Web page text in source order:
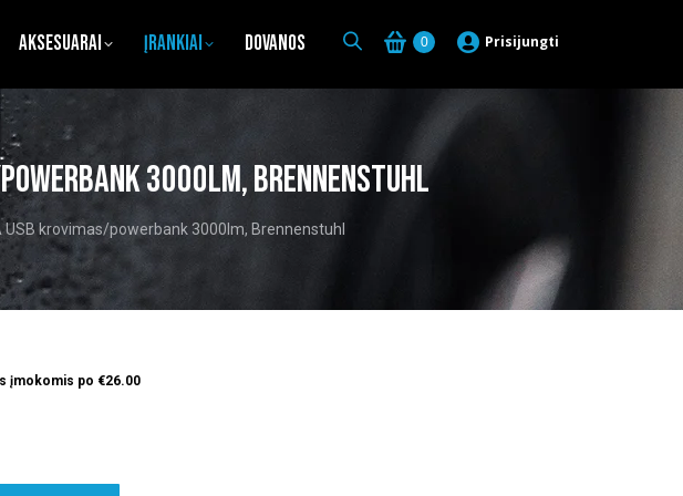
Aksesuarai Įrankiai Dovanos 0 Prisijungti
powerbank 3000lm, Brennenstuhl
USB krovimas/powerbank 3000lm, Brennenstuhl
įmokomis po €26.00